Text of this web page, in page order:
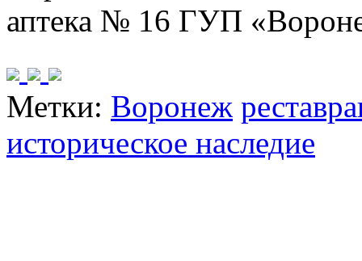
аптека № 16 ГУП
Метки: Воронеж
историческое наследие